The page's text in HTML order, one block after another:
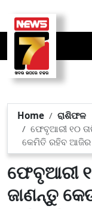
Home
ରାଶିଫଳ
ଫେବୃଆରୀ ୧୦
କେମିତି ରହିବ ଆଜିର
ଫେବୃଆରୀ
ଜାଣନ୍ତୁ